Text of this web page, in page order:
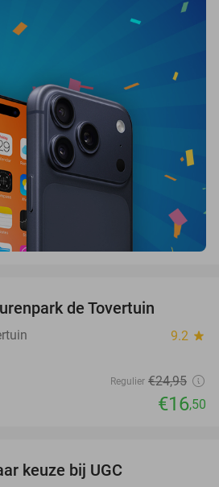
de Tovertuin
9.2 star
Regulier €24,95
€16,50
keuze bij UGC